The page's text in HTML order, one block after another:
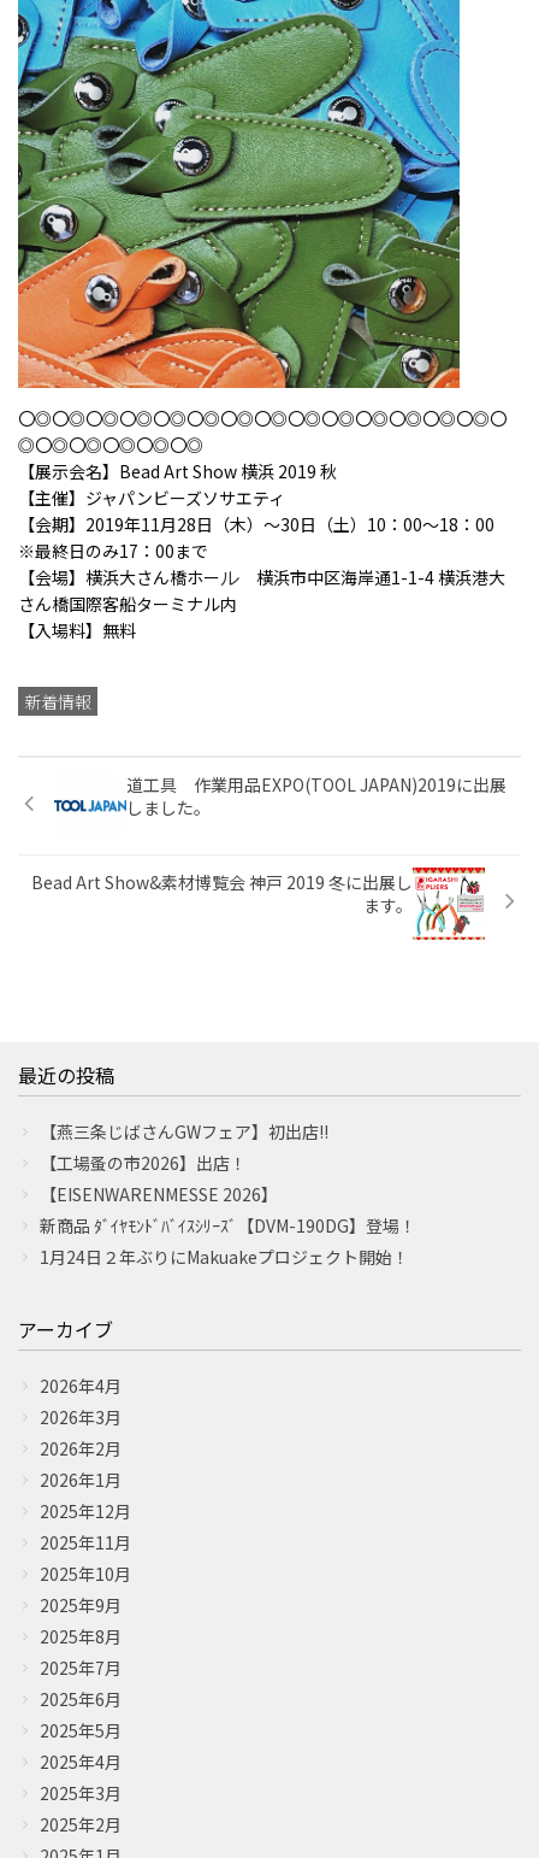
〇◎〇◎〇◎〇◎〇◎〇◎〇◎〇◎〇◎〇◎〇◎〇◎〇◎〇◎〇
◎〇◎〇◎〇◎〇◎〇◎
【展示会名】Bead Art Show 横浜 2019 秋
【主催】ジャパンビーズソサエティ
【会期】2019年11月28日（木）～30日（土）10：00～18：00
※最終日のみ17：00まで
【会場】横浜大さん橋ホール 横浜市中区海岸通1-1-4 横浜港大
さん橋国際客船ターミナル内
【入場料】無料
新着情報
道工具 作業用品EXPO(TOOL JAPAN)2019に出展
しました。
Bead Art Show&素材博覧会 神戸 2019 冬に出展し
ます。
最近の投稿
【燕三条じばさんGWフェア】初出店!!
【工場蚤の市2026】出店！
【EISENWARENMESSE 2026】
新商品 ﾀﾞｲﾔﾓﾝﾄﾞﾊﾞｲｽｼﾘｰｽﾞ【DVM-190DG】登場！
1月24日２年ぶりにMakuakeプロジェクト開始！
アーカイブ
2026年4月
2026年3月
2026年2月
2026年1月
2025年12月
2025年11月
2025年10月
2025年9月
2025年8月
2025年7月
2025年6月
2025年5月
2025年4月
2025年3月
2025年2月